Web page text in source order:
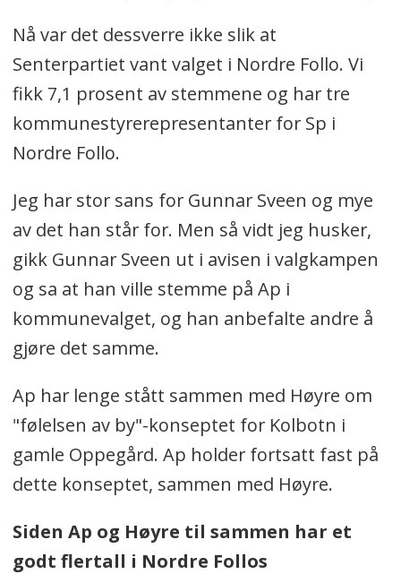
Nå var det dessverre ikke slik at
Senterpartiet vant valget i Nordre Follo. Vi
fikk 7,1 prosent av stemmene og har tre
kommunestyrerepresentanter for Sp i
Nordre Follo.
Jeg har stor sans for Gunnar Sveen og mye
av det han står for. Men så vidt jeg husker,
gikk Gunnar Sveen ut i avisen i valgkampen
og sa at han ville stemme på Ap i
kommunevalget, og han anbefalte andre å
gjøre det samme.
Ap har lenge stått sammen med Høyre om
"følelsen av by"-konseptet for Kolbotn i
gamle Oppegård. Ap holder fortsatt fast på
dette konseptet, sammen med Høyre.
Siden Ap og Høyre til sammen har et
godt flertall i Nordre Follos